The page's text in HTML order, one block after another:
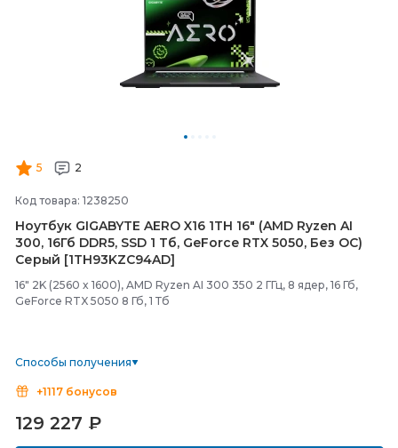
5 2
Код товара: 1238250
Ноутбук GIGABYTE AERO X16 1TH 16" (AMD Ryzen AI
300, 16Гб DDR5, SSD 1 Тб, GeForce RTX 5050, Без ОС)
Серый [1TH93KZC94AD]
16" 2K (2560 x 1600), AMD Ryzen AI 300 350 2 ГГц, 8 ядер, 16 Гб,
GeForce RTX 5050 8 Гб, 1 Тб
Способы получения
+1117 бонусов
129 227 ₽